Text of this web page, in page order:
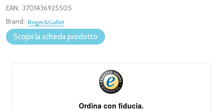
EAN: 3701436925505
Brand: Roger&Gallet
Scopri la scheda prodotto